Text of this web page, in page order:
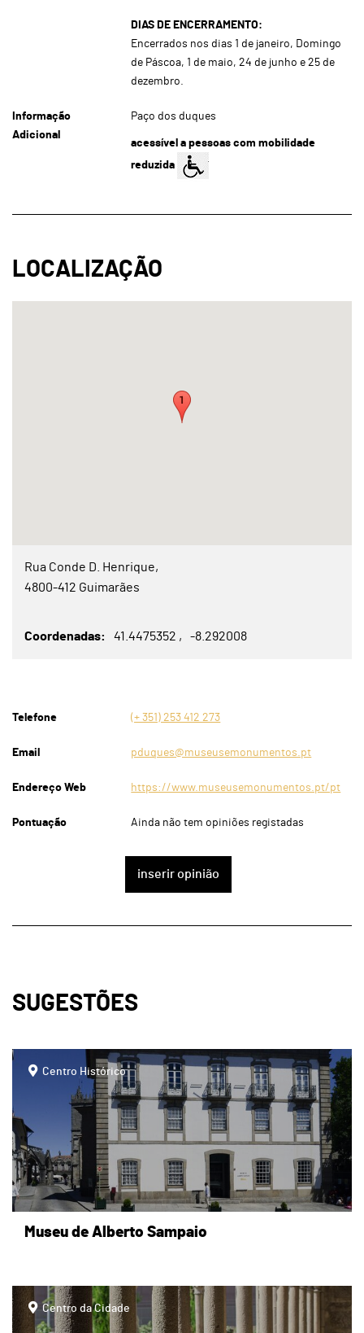
DIAS DE ENCERRAMENTO:
Encerrados nos dias 1 de janeiro, Domingo
de Páscoa, 1 de maio, 24 de junho e 25 de
dezembro.
Informação
Adicional
Paço dos duques
acessível a pessoas com mobilidade
reduzida
Rua Conde D. Henrique,
4800-412 Guimarães
Coordenadas 41.4475352 -8.292008
Telefone (+ 351) 253 412 273
Email pduques@museusemonumentos.pt
Endereço Web https://www.museusemonumentos.pt/pt
Pontuação Ainda não tem opiniões registadas
inserir opinião
SUGESTÕES
page
Centro Histórico
Museu de Alberto Sampaio
page
Centro da Cidade